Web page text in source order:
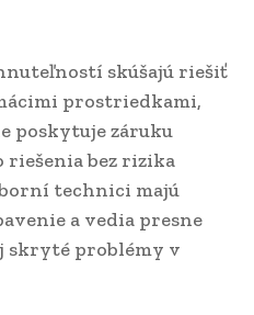
skúšajú riešiť
prostriedkami,
poskytuje záruku
bez rizika
technici majú
a vedia presne
skryté problémy v